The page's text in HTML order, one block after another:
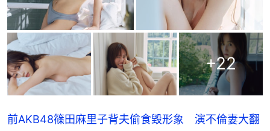
+22
前AKB48篠田麻里子背夫偷食毀形象 演不倫妻大翻